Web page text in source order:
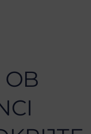
OB